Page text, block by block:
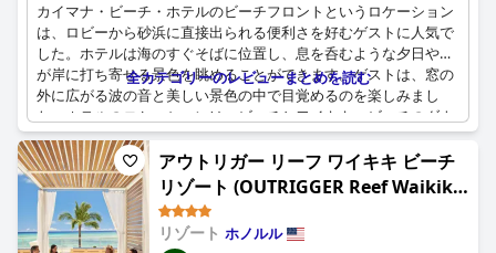
カイマナ・ビーチ・ホテルのビーチフロントというロケーション
は、ロビーから砂浜に直接出られる便利さを好むゲストに人気で
した。ホテルは海のすぐそばに位置し、息を呑むような夕日や波
が岸に打ち寄せる景色を眺めることができます。ゲストは、窓の
外に広がる波の音と美しい景色の中で目覚めるのを楽しみまし
た。ホテルのロケーションは、ビーチとワイキキ・ビーチのダウ
ンタウンに近いことでも高く評価されました。ホテルのビーチフ
ロントの部屋は、特に素晴らしい眺めで人気があり、多くのゲス
トがビーチとホテルの周辺の静けさを高く評価していました。全
体として、カイマナ・ビーチ・ホテルの最高のロケーション、フ
レンドリーなスタッフ、素晴らしいレストランは、思い出に残る
楽しい滞在を可能にしました。
全カテゴリーのレビューまとめを読む
アウトリガー リーフ ワイキキ ビーチ
リゾート (OUTRIGGER Reef Waikiki
Beach Resort)
リゾート ホノルル